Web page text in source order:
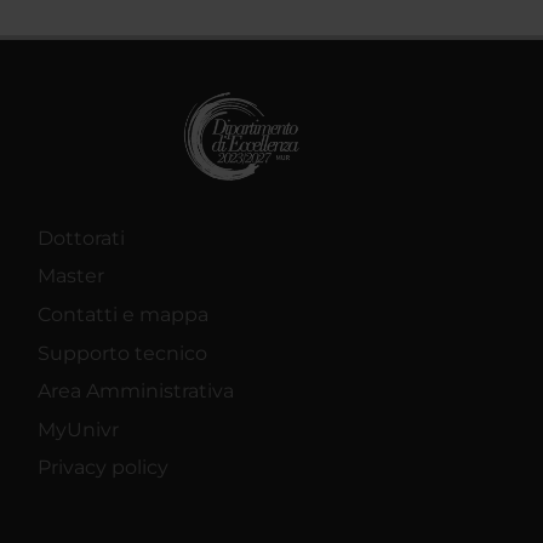
Dottorati
Master
Contatti e mappa
Supporto tecnico
Area Amministrativa
MyUnivr
Privacy policy